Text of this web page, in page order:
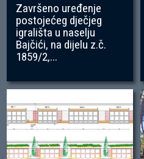
Završeno uređenje
postojećeg dječjeg
igrališta u naselju
Bajčići, na dijelu z.č.
1859/2,...